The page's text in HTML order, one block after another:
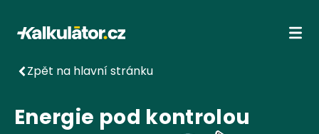
Kalkulátor.cz
Zpět na hlavní stránku
Energie pod kontrolou